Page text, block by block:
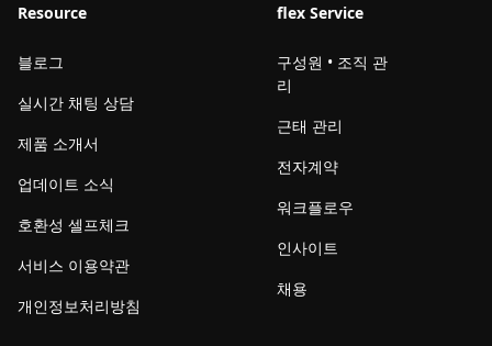
Resource
블로그
실시간 채팅 상담
제품 소개서
업데이트 소식
호환성 셀프체크
서비스 이용약관
개인정보처리방침
flex Service
구성원 • 조직 관
리
근태 관리
전자계약
워크플로우
인사이트
채용